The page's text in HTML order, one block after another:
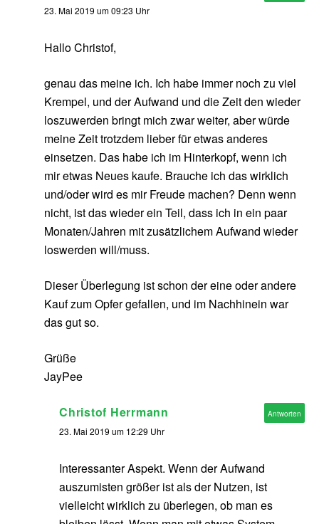
23. Mai 2019 um 09:23 Uhr
Hallo Christof,
genau das meine ich. Ich habe immer noch zu viel
Krempel, und der Aufwand und die Zeit den wieder
loszuwerden bringt mich zwar weiter, aber würde
meine Zeit trotzdem lieber für etwas anderes
einsetzen. Das habe ich im Hinterkopf, wenn ich
mir etwas Neues kaufe. Brauche ich das wirklich
und/oder wird es mir Freude machen? Denn wenn
nicht, ist das wieder ein Teil, dass ich in ein paar
Monaten/Jahren mit zusätzlichem Aufwand wieder
loswerden will/muss.
Dieser Überlegung ist schon der eine oder andere
Kauf zum Opfer gefallen, und im Nachhinein war
das gut so.
Grüße
JayPee
Christof Herrmann
23. Mai 2019 um 12:29 Uhr
Interessanter Aspekt. Wenn der Aufwand
auszumisten größer ist als der Nutzen, ist
vielleicht wirklich zu überlegen, ob man es
Antworten